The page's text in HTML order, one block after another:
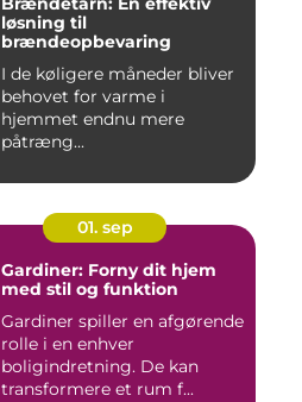
løsning til
brændeopbevaring
I de køligere måneder bliver
behovet for varme i
hjemmet endnu mere
påtræng...
01. sep
Gardiner: Forny dit hjem
med stil og funktion
Gardiner spiller en afgørende
rolle i en enhver
boligindretning. De kan
transformere et rum f...